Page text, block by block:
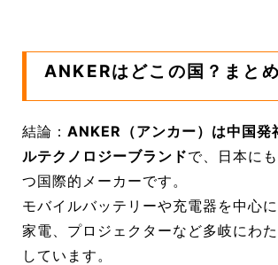
ANKERはどこの国？まとめ
結論： ANKER（アンカー）は中国発
ルテクノロジーブランドで、日本に
つ国際的メーカーです。
モバイルバッテリーや充電器を中心に
家電、プロジェクターなど多岐にわ
しています。